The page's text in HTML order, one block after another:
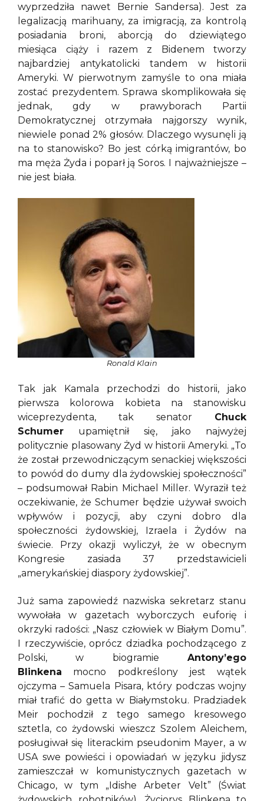
wyprzedziła nawet Bernie Sandersa). Jest za
legalizacją marihuany, za imigracją, za kontrolą
posiadania broni, aborcją do dziewiątego
miesiąca ciąży i razem z Bidenem tworzy
najbardziej antykatolicki tandem w historii
Ameryki. W pierwotnym zamyśle to ona miała
zostać prezydentem. Sprawa skomplikowała się
jednak, gdy w prawyborach Partii
Demokratycznej otrzymała najgorszy wynik,
niewiele ponad 2% głosów. Dlaczego wysunęli ją
na to stanowisko? Bo jest córką imigrantów, bo
ma męża Żyda i poparł ją Soros. I najważniejsze –
nie jest biała.
Ronald Klain
Tak jak Kamala przechodzi do historii, jako
pierwsza kolorowa kobieta na stanowisku
wiceprezydenta, tak senator Chuck
Schumer upamiętnił się, jako najwyżej
politycznie plasowany Żyd w historii Ameryki. „To
że został przewodniczącym senackiej większości
to powód do dumy dla żydowskiej społeczności”
– podsumował Rabin Michael Miller. Wyraził też
oczekiwanie, że Schumer będzie używał swoich
wpływów i pozycji, aby czyni dobro dla
społeczności żydowskiej, Izraela i Żydów na
świecie. Przy okazji wyliczył, że w obecnym
Kongresie zasiada 37 przedstawicieli
„amerykańskiej diaspory żydowskiej”.
Już sama zapowiedź nazwiska sekretarz stanu
wywołała w gazetach wyborczych euforię i
okrzyki radości: „Nasz człowiek w Białym Domu”.
I rzeczywiście, oprócz dziadka pochodzącego z
Polski, w biogramie Antony’ego
Blinkena mocno podkreślony jest wątek
ojczyma – Samuela Pisara, który podczas wojny
miał trafić do getta w Białymstoku. Pradziadek
Meir pochodził z tego samego kresowego
sztetla, co żydowski wieszcz Szolem Aleichem,
posługiwał się literackim pseudonim Mayer, a w
USA swe powieści i opowiadań w języku jidysz
zamieszczał w komunistycznych gazetach w
Chicago, w tym „Idishe Arbeter Velt” (Świat